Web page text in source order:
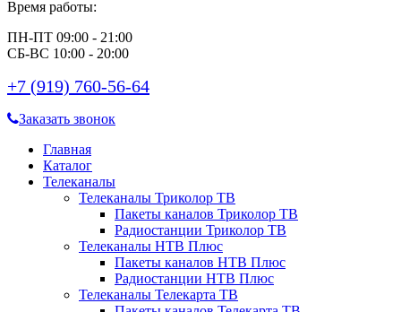
Время работы:
ПН-ПТ 09:00 - 21:00
СБ-ВС 10:00 - 20:00
+7 (919) 760-56-64
Заказать звонок
Главная
Каталог
Телеканалы
Телеканалы Триколор ТВ
Пакеты каналов Триколор ТВ
Радиостанции Триколор ТВ
Телеканалы НТВ Плюс
Пакеты каналов НТВ Плюс
Радиостанции НТВ Плюс
Телеканалы Телекарта ТВ